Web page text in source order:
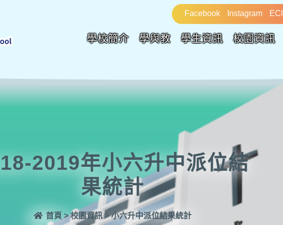
Facebook Instagram
學校簡介 學與教 學生資訊 校園資訊
2019年小六升中派位結
果統計
首頁 > 校園資訊 > 小六升中派位結果統計